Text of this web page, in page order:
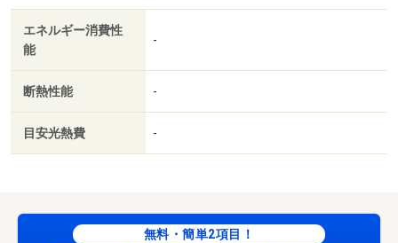
談／ネット使用料不要／眺望良好／２４時間換気システム
／ガス暖房／３駅以上利用可／駅徒歩１０分以内／プロパ
ンガス／敷金・礼金不要／ＩＴ重説 対応物件／初期費用
店（コンビニ）まで４７７ｍ／Ｃ＆Ｃキャロット本店（ス
ーパー）まで２７１ｍ／医療法人社団正心会岡本病院（病
院）まで７９４ｍ／札幌市中央区役所（役所）まで３０７
戸
エネルギー消費性
能
-
断熱性能 -
目安光熱費 -
無料・簡単2項目！